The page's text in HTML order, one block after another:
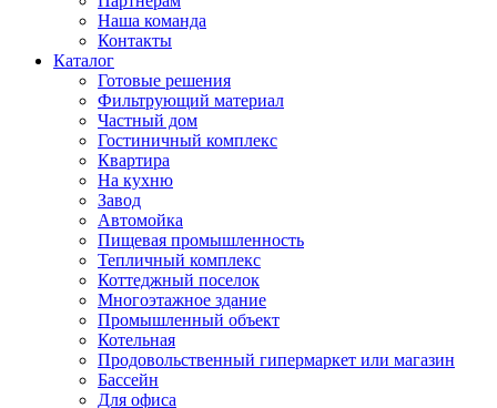
Наша команда
Контакты
Каталог
Готовые решения
Фильтрующий материал
Частный дом
Гостиничный комплекс
Квартира
На кухню
Завод
Автомойка
Пищевая промышленность
Тепличный комплекс
Коттеджный поселок
Многоэтажное здание
Промышленный объект
Котельная
Продовольственный гипермаркет или магазин
Бассейн
Для офиса